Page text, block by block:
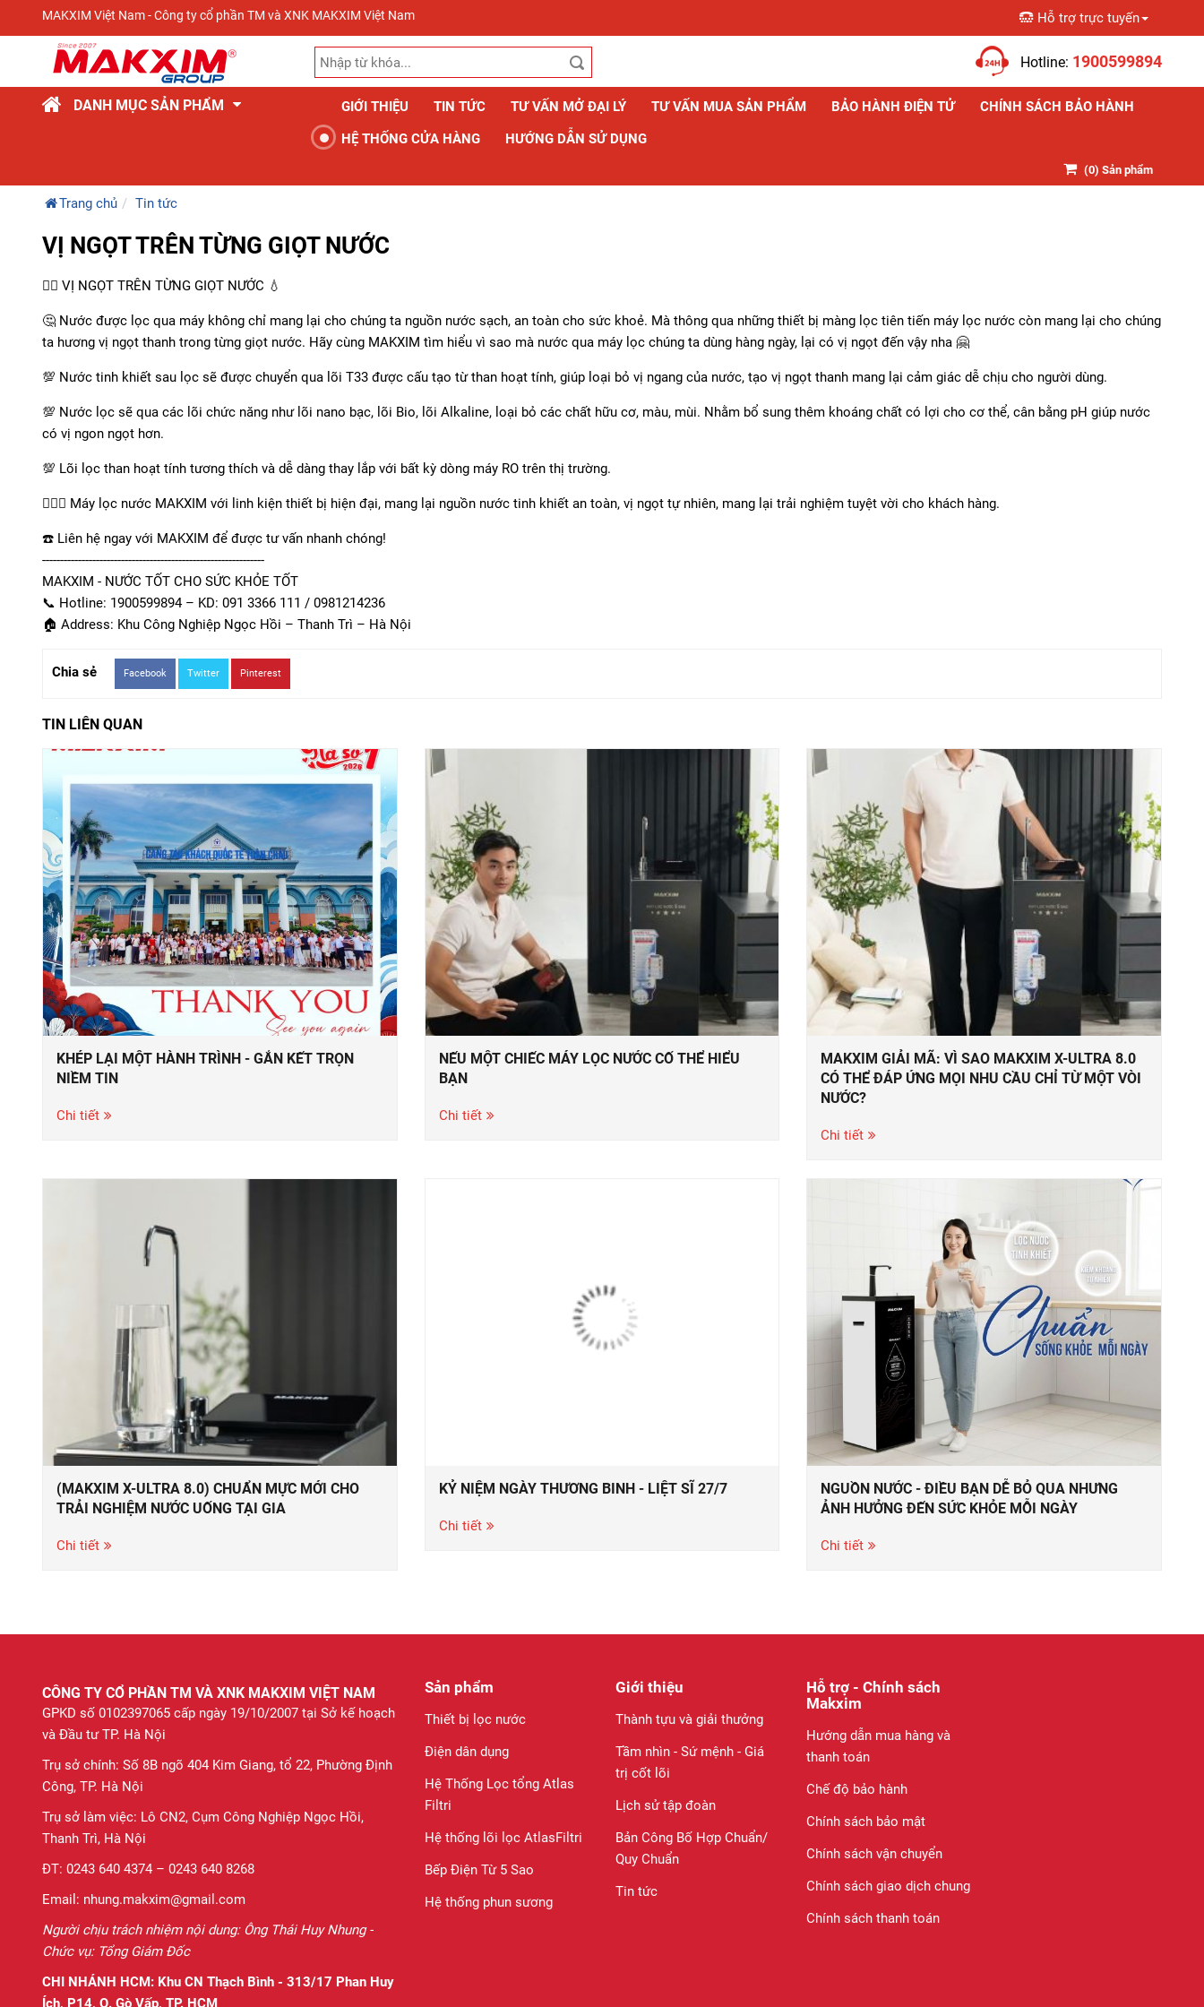
MAKXIM Việt Nam - Công ty cổ phần TM và XNK MAKXIM Việt Nam Hỗ trợ trực tuyến
Hotline: 1900599894
DANH MỤC SẢN PHẨM GIỚI THIỆU TIN TỨC TƯ VẤN MỞ ĐẠI LÝ TƯ VẤN MUA SẢN PHẨM BẢO HÀNH ĐIỆN TỬ
CHÍNH SÁCH BẢO HÀNH
HỆ THỐNG CỬA HÀNG
HƯỚNG DẪN SỬ DỤNG
(0) Sản phẩm
Trang chủ Tin tức
VỊ NGỌT TRÊN TỪNG GIỌT NƯỚC
👍🏻 VỊ NGỌT TRÊN TỪNG GIỌT NƯỚC 💧
🤔 Nước được lọc qua máy không chỉ mang lại cho chúng ta nguồn nước sạch, an toàn cho sức khoẻ. Mà thông qua những thiết bị màng lọc tiên tiến máy lọc nước còn mang lại cho chúng
ta hương vị ngọt thanh trong từng giọt nước. Hãy cùng MAKXIM tìm hiểu vì sao mà nước qua máy lọc chúng ta dùng hàng ngày, lại có vị ngọt đến vậy nha 🤗
💯 Nước tinh khiết sau lọc sẽ được chuyển qua lõi T33 được cấu tạo từ than hoạt tính, giúp loại bỏ vị ngang của nước, tạo vị ngọt thanh mang lại cảm giác dễ chịu cho người dùng.
💯 Nước lọc sẽ qua các lõi chức năng như lõi nano bạc, lõi Bio, lõi Alkaline, loại bỏ các chất hữu cơ, màu, mùi. Nhằm bổ sung thêm khoáng chất có lợi cho cơ thể, cân bằng pH giúp nước
có vị ngon ngọt hơn.
💯 Lõi lọc than hoạt tính tương thích và dễ dàng thay lắp với bất kỳ dòng máy RO trên thị trường.
👍🏻💧 Máy lọc nước MAKXIM với linh kiện thiết bị hiện đại, mang lại nguồn nước tinh khiết an toàn, vị ngọt tự nhiên, mang lại trải nghiệm tuyệt vời cho khách hàng.
☎️ Liên hệ ngay với MAKXIM để được tư vấn nhanh chóng!
--------------------------------------------------------------
MAKXIM - NƯỚC TỐT CHO SỨC KHỎE TỐT
📞 Hotline: 1900599894 – KD: 091 3366 111 / 0981214236
🏠 Address: Khu Công Nghiệp Ngọc Hồi – Thanh Trì – Hà Nội
Chia sẻ Facebook Twitter Pinterest
TIN LIÊN QUAN
KHÉP LẠI MỘT HÀNH TRÌNH - GẮN KẾT TRỌN
NIỀM TIN
Chi tiết
NẾU MỘT CHIẾC MÁY LỌC NƯỚC CỐ THỂ HIỂU
BẠN
Chi tiết
MAKXIM GIẢI MÃ: VÌ SAO MAKXIM X-ULTRA 8.0
CÓ THỂ ĐÁP ỨNG MỌI NHU CẦU CHỈ TỪ MỘT VÒI
NƯỚC?
Chi tiết
(MAKXIM X-ULTRA 8.0) CHUẨN MỰC MỚI CHO
TRẢI NGHIỆM NƯỚC UỐNG TẠI GIA
Chi tiết
KỶ NIỆM NGÀY THƯƠNG BINH - LIỆT SĨ 27/7
Chi tiết
NGUỒN NƯỚC - ĐIỀU BẠN DỄ BỎ QUA NHƯNG
ẢNH HƯỞNG ĐẾN SỨC KHỎE MỖI NGÀY
Chi tiết
CÔNG TY CỔ PHẦN TM VÀ XNK MAKXIM VIỆT NAM
GPKD số 0102397065 cấp ngày 19/10/2007 tại Sở kế hoạch
và Đầu tư TP. Hà Nội
Trụ sở chính: Số 8B ngõ 404 Kim Giang, tổ 22, Phường Định
Công, TP. Hà Nội
Trụ sở làm việc: Lô CN2, Cụm Công Nghiệp Ngọc Hồi,
Thanh Trì, Hà Nội
ĐT: 0243 640 4374 – 0243 640 8268
Email: nhung.makxim@gmail.com
Người chịu trách nhiệm nội dung: Ông Thái Huy Nhung -
Chức vụ: Tổng Giám Đốc
CHI NHÁNH HCM: Khu CN Thạch Bình - 313/17 Phan Huy
Ích, P14, Q. Gò Vấp, TP. HCM
Sản phẩm
Thiết bị lọc nước
Điện dân dụng
Hệ Thống Lọc tổng Atlas
Filtri
Hệ thống lõi lọc AtlasFiltri
Bếp Điện Từ 5 Sao
Hệ thống phun sương
Giới thiệu
Thành tựu và giải thưởng
Tầm nhìn - Sứ mệnh - Giá
trị cốt lõi
Lịch sử tập đoàn
Bản Công Bố Hợp Chuẩn/
Quy Chuẩn
Tin tức
Hỗ trợ - Chính sách
Makxim
Hướng dẫn mua hàng và
thanh toán
Chế độ bảo hành
Chính sách bảo mật
Chính sách vận chuyển
Chính sách giao dịch chung
Chính sách thanh toán